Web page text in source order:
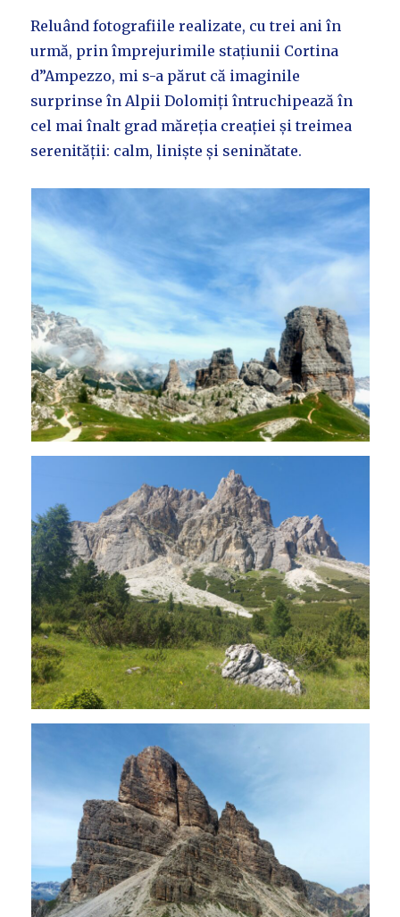
Reluând fotografiile realizate, cu trei ani în
urmă, prin împrejurimile stațiunii Cortina
d”Ampezzo, mi s-a părut că imaginile
surprinse în Alpii Dolomiți întruchipează în
cel mai înalt grad măreția creației și treimea
serenității: calm, liniște și seninătate.